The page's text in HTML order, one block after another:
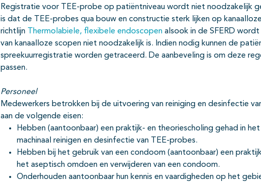
Registratie voor TEE-probe op patiëntniveau wordt niet noodzakelijk
is dat de TEE-probes qua bouw en constructie sterk lijken op
richtlijn Thermolabiele, flexibele endoscopen alsook in de SFERD
van kanaalloze scopen niet noodzakelijk is. Indien nodig kunnen de
spreekuurregistratie worden getraceerd. De aanbeveling is om deze
passen.
Personeel
Medewerkers betrokken bij de uitvoering van reiniging en desinfectie
aan de volgende eisen:
Hebben (aantoonbaar) een praktijk- en theoriescholing gehad in
machinaal reinigen en desinfectie van TEE-probes.
Hebben bij het gebruik van een condoom (aantoonbaar) een
het aseptisch omdoen en verwijderen van een condoom.
Onderhouden aantoonbaar hun kennis en vaardigheden op het